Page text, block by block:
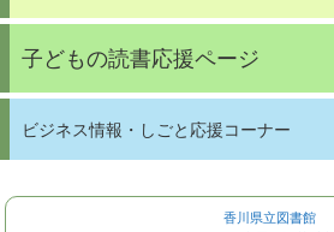
子どもの読書応援ページ
ビジネス情報・しごと応援コーナー
香川県立図書館